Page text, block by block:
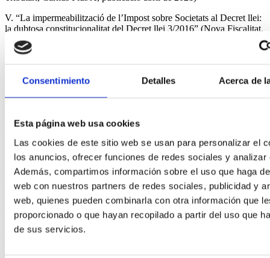
Consentimiento Detalles Acerca de
Esta página web usa cookies
Las cookies de este sitio web se usan para personalizar el
los anuncios, ofrecer funciones de redes sociales y analizar
Además, compartimos información sobre el uso que haga
web con nuestros partners de redes sociales, publicidad y
web, quienes pueden combinarla con otra información que
proporcionado o que hayan recopilado a partir del uso que
de sus servicios.
V. “La impermeabilització de l’Impost sobre Societats al Decret llei:
la dubtosa constitucionalitat del Decret llei 3/2016” (Nova Fiscalitat,
Carhus Plus A, publicació al número 1 de la revista, gener-abril de
2021)
d’interpretació de l’art 150.7 LGT” (Nova Fiscalitat Carhus Plus A,
42.2 a) de la Llei General Tributària” (Revista Comptabilitat i
VIII. “La reversió fiscal de cartera: La insuportable “lleugeresa” de
la retroactivitat” (Revista Comptabilitat i Tributació, 2020, no 445,
Carhus Plus B)
IX. “Pactes successoris i beneficis fiscals de l’empresa familiar: la
controvertida consulta de la DGT de 5 de juny”, Quinzena Fiscal no
19, 2020, Carhus Plus B)